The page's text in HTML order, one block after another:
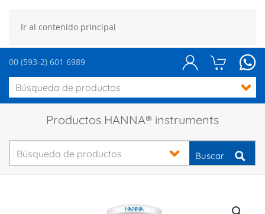
Ir al contenido principal
00 (593-2) 601 6989
Productos HANNA® instruments
Buscar